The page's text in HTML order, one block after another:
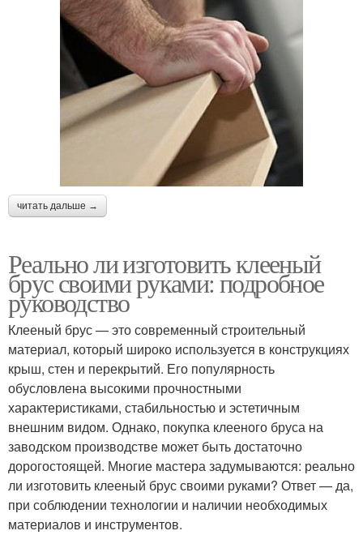
читать дальше →
Реально ли изготовить клееный
брус своими руками: подробное
руководство
Клееный брус — это современный строительный
материал, который широко используется в конструкциях
крыш, стен и перекрытий. Его популярность
обусловлена высокими прочностными
характеристиками, стабильностью и эстетичным
внешним видом. Однако, покупка клееного бруса на
заводском производстве может быть достаточно
дорогостоящей. Многие мастера задумываются: реально
ли изготовить клееный брус своими руками? Ответ — да,
при соблюдении технологии и наличии необходимых
материалов и инструментов.